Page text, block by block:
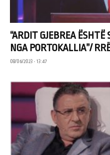
“ARDIT GJEBREA
NGA PORTOKALLIA”/
08/06/2023 • 13:47